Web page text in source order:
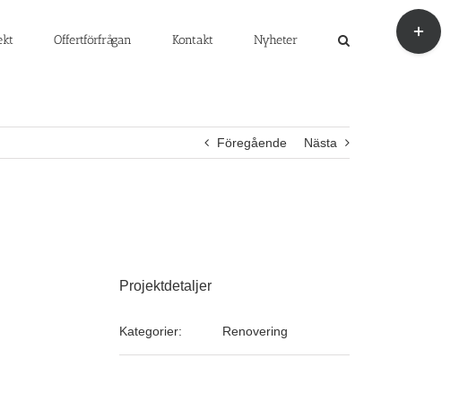
Offertförfrågan Kontakt Nyheter
Föregående Nästa
Projektdetaljer
Kategorier: Renovering
Byt
glidfält